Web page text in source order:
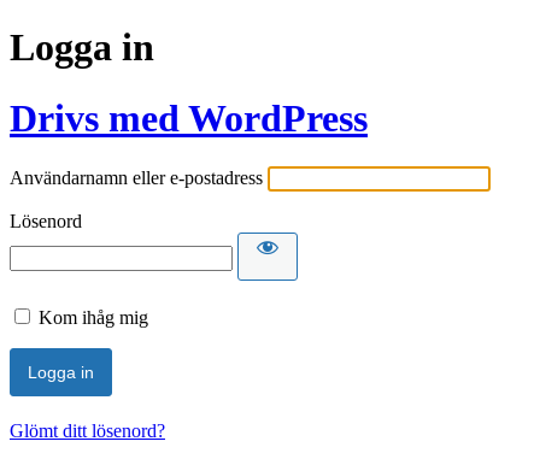
Logga in
Drivs med WordPress
Användarnamn eller e-postadress
Lösenord
Kom ihåg mig
Glömt ditt lösenord?